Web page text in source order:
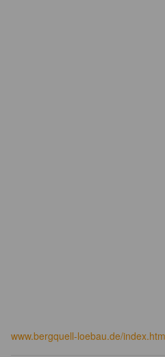
www.bergquell-loebau.de/